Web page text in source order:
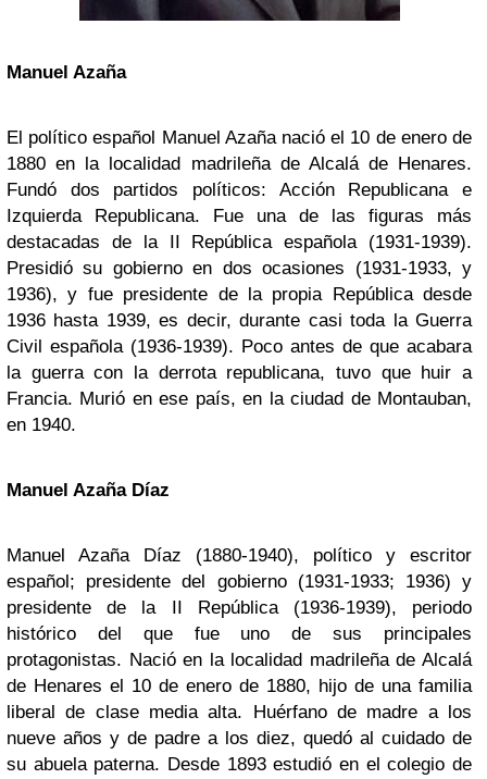
Manuel Azaña
El político español Manuel Azaña nació el 10 de enero de
1880 en la localidad madrileña de Alcalá de Henares.
Fundó dos partidos políticos: Acción Republicana e
Izquierda Republicana. Fue una de las figuras más
destacadas de la II República española (1931-1939).
Presidió su gobierno en dos ocasiones (1931-1933, y
1936), y fue presidente de la propia República desde
1936 hasta 1939, es decir, durante casi toda la Guerra
Civil española (1936-1939). Poco antes de que acabara
la guerra con la derrota republicana, tuvo que huir a
Francia. Murió en ese país, en la ciudad de Montauban,
en 1940.
Manuel Azaña Díaz
Manuel Azaña Díaz (1880-1940), político y escritor
español; presidente del gobierno (1931-1933; 1936) y
presidente de la II República (1936-1939), periodo
histórico del que fue uno de sus principales
protagonistas. Nació en la localidad madrileña de Alcalá
de Henares el 10 de enero de 1880, hijo de una familia
liberal de clase media alta. Huérfano de madre a los
nueve años y de padre a los diez, quedó al cuidado de
su abuela paterna. Desde 1893 estudió en el colegio de